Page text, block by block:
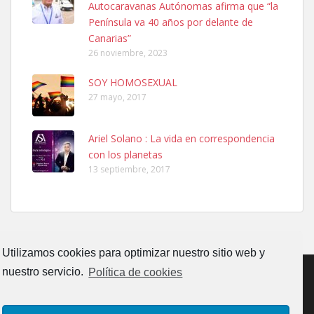
Utilizamos cookies para optimizar nuestro sitio web y
nuestro servicio. Política de cookies
calle, se perdió por la zon...
Leales.org » Gran Canaria
6.7.2025
Adopcion
Busco casa de acogida para mi perrita ya que por temas de trabajo
no la puedo tener. Solo gente r...
Gata joven encontrada
Autocaravanas Autónomas afirma que “la
Península va 40 años por delante de
Canarias”
26 noviembre, 2023
SOY HOMOSEXUAL
27 mayo, 2017
Ariel Solano : La vida en correspondencia
con los planetas
13 septiembre, 2017